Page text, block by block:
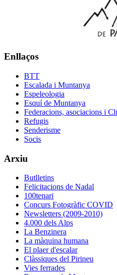
Enllaços
BTT
Escalada i Muntanya
Espeleologia
Esquí de Muntanya
Federacions, asociacions i
Refugis
Senderisme
Socis
Arxiu
Butlletins
Felicitacions de Nadal
100tenari
Concurs Fotogràfic COVID
Newsletters (2009-2010)
4.000 dels Alps
La Benzinera
La màquina humana
El plaer d'escalar
Clàssiques del Pirineu
Vies ferrades